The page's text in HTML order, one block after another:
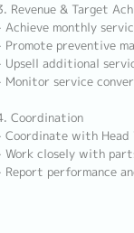
Revenue & Target
Achieve monthly
Promote preventive
Upsell additional
Monitor service
Coordination
Coordinate with Head
Work closely with
Report performance